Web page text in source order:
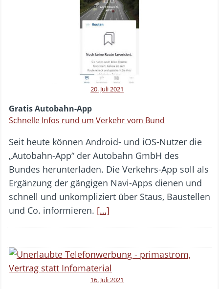
20. Juli 2021
Gratis Autobahn-App
Schnelle Infos rund um Verkehr vom Bund
Seit heute können Android- und iOS-Nutzer die
„Autobahn-App“ der Autobahn GmbH des
Bundes herunterladen. Die Verkehrs-App soll als
Ergänzung der gängigen Navi-Apps dienen und
schnell und unkompliziert über Staus, Baustellen
und Co. informieren. […]
16. Juli 2021